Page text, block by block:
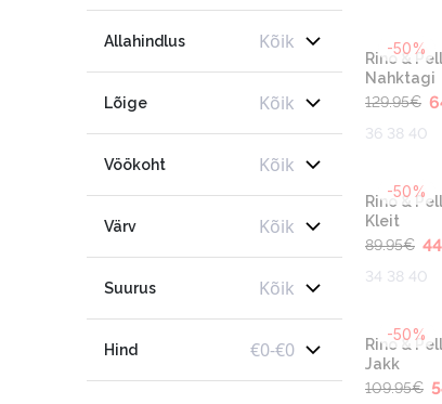
Allahindlus Kõik
Lõige Kõik
Vöökoht Kõik
Värv Kõik
Suurus Kõik
Hind €0-€0
-50%
Rino &
Nahktagi
129.95€
36 38 40
-50%
Rino &
Kleit
89.95€
34 38 40
-50%
Rino &
Jakk
109.95€